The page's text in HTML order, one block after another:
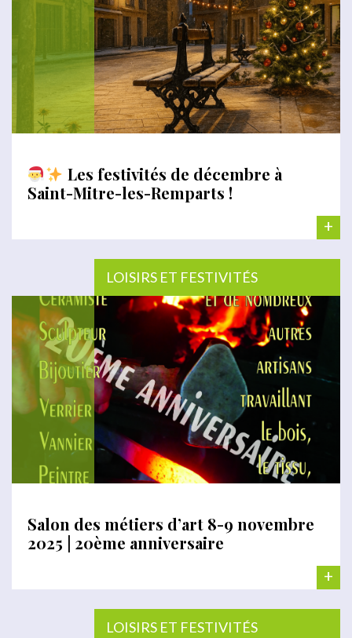
Les festivités de décembre à
Saint-Mitre-les-Remparts !
+
LOISIRS ET FESTIVITÉS
Salon des métiers d’art 8-9 novembre
2025 | 20ème anniversaire
+
LOISIRS ET FESTIVITÉS